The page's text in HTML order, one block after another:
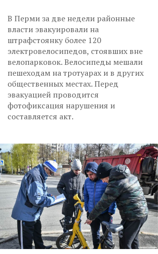
В Перми за две недели районные
власти эвакуировали на
штрафстоянку более 120
электровелосипедов, стоявших вне
велопарковок. Велосипеды мешали
пешеходам на тротуарах и в других
общественных местах. Перед
эвакуацией проводится
фотофиксация нарушения и
составляется акт.